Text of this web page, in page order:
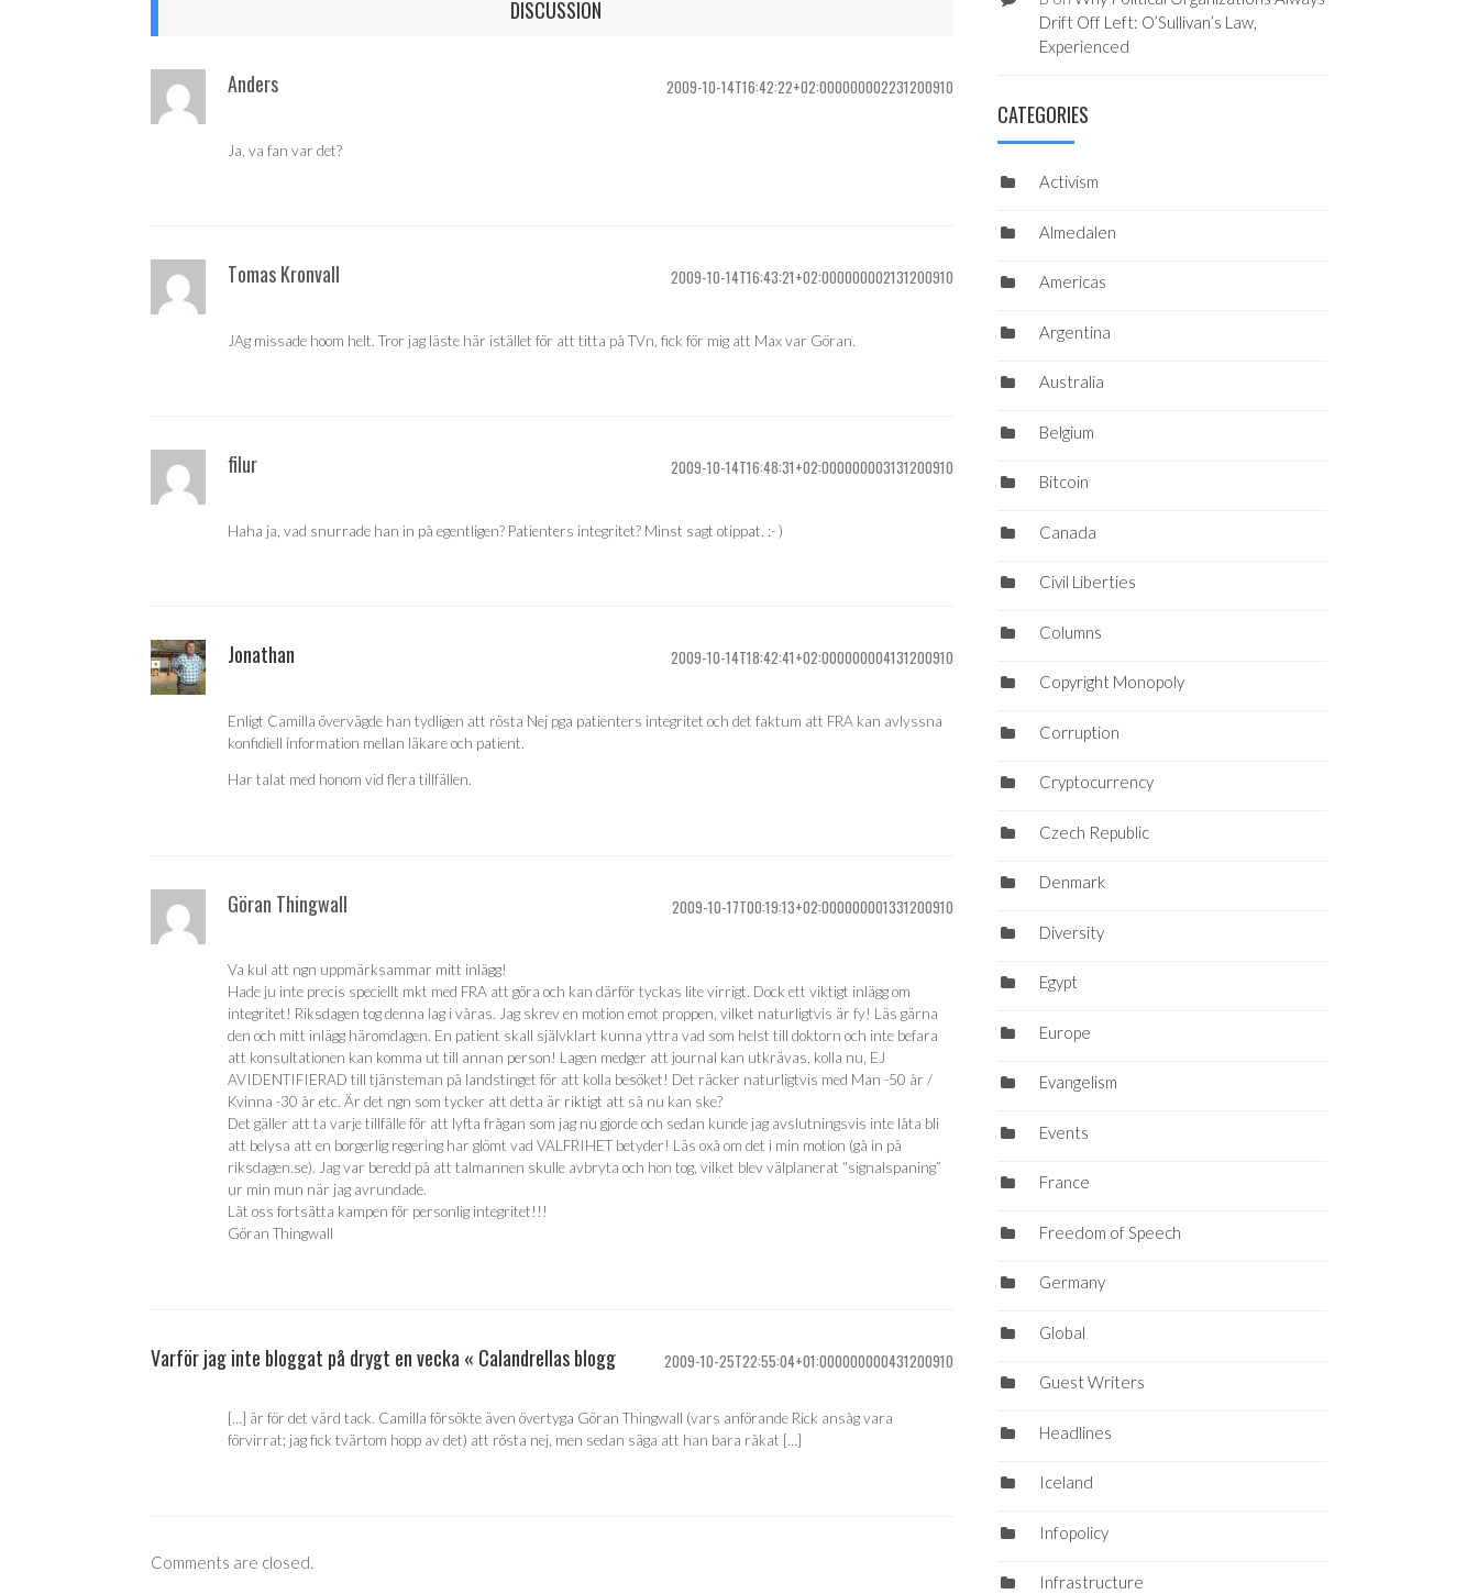
DISCUSSION
Anders 2009-10-14T16:42:22+02:000000002231200910
Ja, va fan var det?
Tomas Kronvall 2009-10-14T16:43:21+02:000000002131200910
JAg missade hoom helt. Tror jag läste här istället för att titta på TVn, fick för mig att Max var Göran.
filur 2009-10-14T16:48:31+02:000000003131200910
Haha ja, vad snurrade han in på egentligen? Patienters integritet? Minst sagt otippat. :- )
Jonathan 2009-10-14T18:42:41+02:000000004131200910
Enligt Camilla övervägde han tydligen att rösta Nej pga patienters integritet och det faktum att FRA kan avlyssna
konfidiell information mellan läkare och patient.
Har talat med honom vid flera tillfällen.
Göran Thingwall 2009-10-17T00:19:13+02:000000001331200910
Va kul att ngn uppmärksammar mitt inlägg!
Hade ju inte precis speciellt mkt med FRA att göra och kan därför tyckas lite virrigt. Dock ett viktigt inlägg om
integritet! Riksdagen tog denna lag i våras. Jag skrev en motion emot proppen, vilket naturligtvis är fy! Läs gärna
den och mitt inlägg häromdagen. En patient skall självklart kunna yttra vad som helst till doktorn och inte befara
att konsultationen kan komma ut till annan person! Lagen medger att journal kan utkrävas, kolla nu, EJ
AVIDENTIFIERAD till tjänsteman på landstinget för att kolla besöket! Det räcker naturligtvis med Man -50 år /
Kvinna -30 år etc. Är det ngn som tycker att detta är riktigt att så nu kan ske?
Det gäller att ta varje tillfälle för att lyfta frågan som jag nu gjorde och sedan kunde jag avslutningsvis inte låta bli
att belysa att en borgerlig regering har glömt vad VALFRIHET betyder! Läs oxå om det i min motion (gå in på
riksdagen.se). Jag var beredd på att talmannen skulle avbryta och hon tog, vilket blev välplanerat “signalspaning”
ur min mun när jag avrundade.
Låt oss fortsätta kampen för personlig integritet!!!
Göran Thingwall
Varför jag inte bloggat på drygt en vecka « Calandrellas blogg 2009-10-25T22:55:04+01:000000000431200910
[…] är för det värd tack. Camilla försökte även övertyga Göran Thingwall (vars anförande Rick ansåg vara
förvirrat; jag fick tvärtom hopp av det) att rösta nej, men sedan säga att han bara råkat […]
Comments are closed.
Drift Off Left: O’Sullivan’s Law,
Experienced
CATEGORIES
Activism
Almedalen
Americas
Argentina
Australia
Belgium
Bitcoin
Canada
Civil Liberties
Columns
Copyright Monopoly
Corruption
Cryptocurrency
Czech Republic
Denmark
Diversity
Egypt
Europe
Evangelism
Events
France
Freedom of Speech
Germany
Global
Guest Writers
Headlines
Iceland
Infopolicy
Infrastructure